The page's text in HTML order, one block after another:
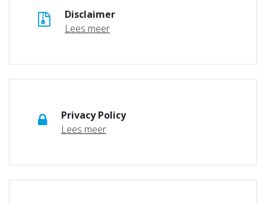
Disclaimer
Lees meer
Privacy Policy
Lees meer